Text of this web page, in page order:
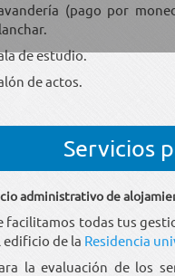
(pago por
de estudio.
de actos.
Servicios
administrativo de
facilitamos todas tus
edificio de la Residencia
la evaluación de los